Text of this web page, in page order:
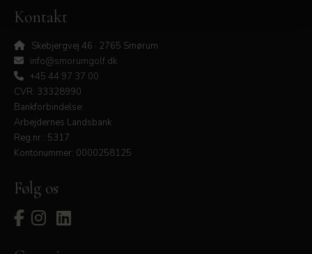
Kontakt
Skebjergvej 46 · 2765 Smørum
info@smorumgolf.dk
+45 44 97 37 00
CVR: 33328990
Bankforbindelse:
Arbejdernes Landsbank
Reg.nr.: 5317
Kontonummer: 0000258125
Følg os